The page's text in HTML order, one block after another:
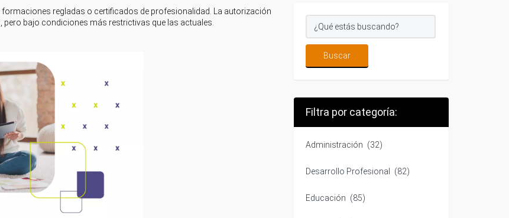
regladas o certificados de profesionalidad. La autorización
bajo condiciones más restrictivas que las actuales.
Filtra por categoría:
Administración (32)
Desarrollo Profesional (82)
Educación (85)